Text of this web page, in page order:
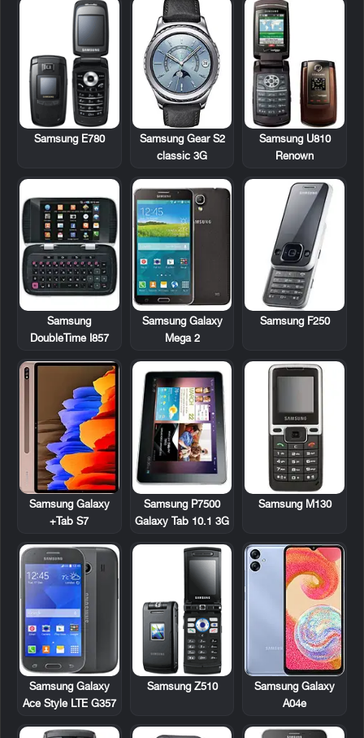
Samsung U810
Renown
Samsung Gear S2
classic 3G
Samsung E780
Samsung F250
Samsung Galaxy
Mega 2
Samsung
DoubleTime I857
Samsung M130
Samsung P7500
Galaxy Tab 10.1 3G
Samsung Galaxy
Tab S7+
Samsung Galaxy
A04e
Samsung Z510
Samsung Galaxy
Ace Style LTE G357